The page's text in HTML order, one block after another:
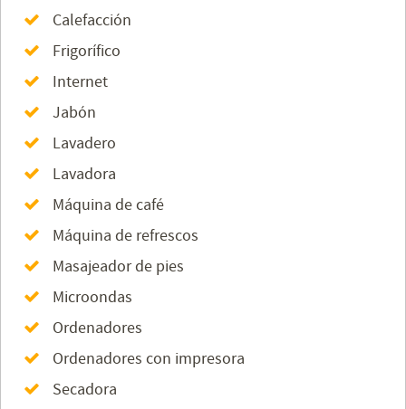
Calefacción
Frigorífico
Internet
Jabón
Lavadero
Lavadora
Máquina de café
Máquina de refrescos
Masajeador de pies
Microondas
Ordenadores
Ordenadores con impresora
Secadora